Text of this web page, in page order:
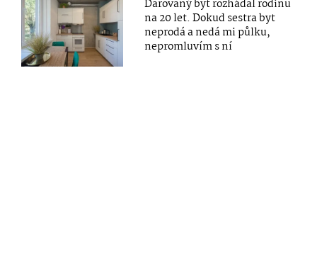
Darovaný byt rozhádal rodinu
na 20 let. Dokud sestra byt
neprodá a nedá mi půlku,
nepromluvím s ní